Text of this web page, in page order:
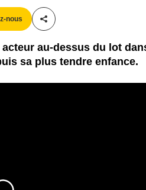
nous
Partager cet article
au-dessus du lot
sa plus tendre enfance.